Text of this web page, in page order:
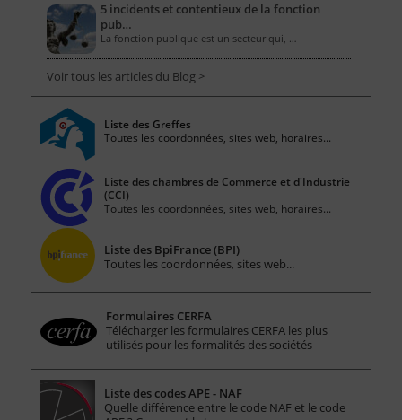
5 incidents et contentieux de la fonction
pub…
La fonction publique est un secteur qui, …
Voir tous les articles du Blog >
Liste des Greffes
Toutes les coordonnées, sites web, horaires...
Liste des chambres de Commerce et d'Industrie
(CCI)
Toutes les coordonnées, sites web, horaires...
Liste des BpiFrance (BPI)
Toutes les coordonnées, sites web...
Formulaires CERFA
Télécharger les formulaires CERFA les plus
utilisés pour les formalités des sociétés
Liste des codes APE - NAF
Quelle différence entre le code NAF et le code